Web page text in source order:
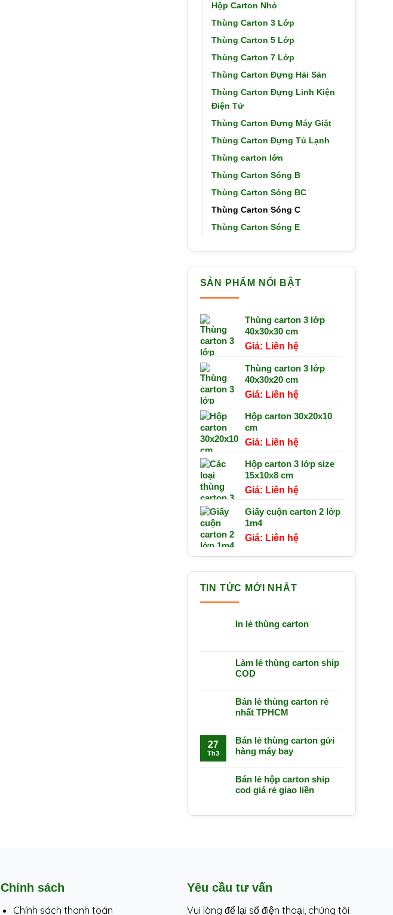
Hộp Carton Nhỏ
Thùng Carton 3 Lớp
Thùng Carton 5 Lớp
Thùng Carton 7 Lớp
Thùng Carton Đựng Hải Sản
Thùng Carton Đựng Linh Kiện
Điện Tử
Thùng Carton Đựng Máy Giặt
Thùng Carton Đựng Tủ Lạnh
Thùng carton lớn
Thùng Carton Sóng B
Thùng Carton Sóng BC
Thùng Carton Sóng C
Thùng Carton Sóng E
SẢN PHẨM NỔI BẬT
Thùng carton 3 lớp
40x30x30 cm
Liên hệ
Thùng carton 3 lớp
40x30x20 cm
Liên hệ
Hộp carton 30x20x10
cm
Liên hệ
Hộp carton 3 lớp size
15x10x8 cm
Liên hệ
Giấy cuộn carton 2 lớp
1m4
Liên hệ
TIN TỨC MỚI NHẤT
In lẻ thùng carton
Làm lẻ thùng carton ship
COD
Bán lẻ thùng carton rẻ
nhất TPHCM
27
Th3
Bán lẻ thùng carton gửi
hàng máy bay
Bán lẻ hộp carton ship
cod giá rẻ giao liền
Chính sách
Chính sách thanh toán
Yêu cầu tư vấn
Vui lòng để lại số điện thoại, chúng tôi